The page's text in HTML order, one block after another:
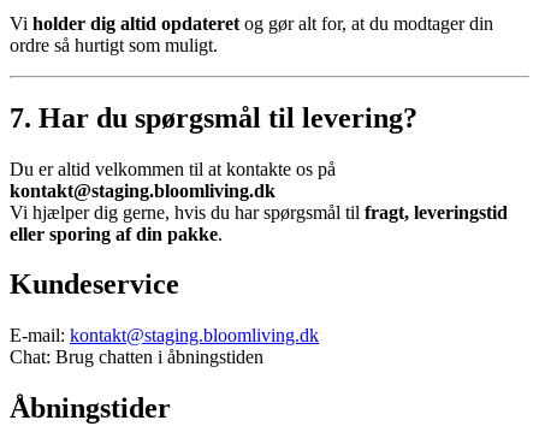
Vi holder dig altid opdateret og gør alt for, at du modtager din
ordre så hurtigt som muligt.
7. Har du spørgsmål til levering?
Du er altid velkommen til at kontakte os på
kontakt@staging.bloomliving.dk
Vi hjælper dig gerne, hvis du har spørgsmål til fragt, leveringstid
eller sporing af din pakke.
Kundeservice
E-mail: kontakt@staging.bloomliving.dk
Chat: Brug chatten i åbningstiden
Åbningstider